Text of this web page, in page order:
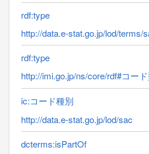
rdf:type
http://data.e-stat.go.jp/lod/terms/
rdf:type
http://imi.go.jp/ns/core/rdf#コー
ic:コード種別
http://data.e-stat.go.jp/lod/sac
dcterms:isPartOf